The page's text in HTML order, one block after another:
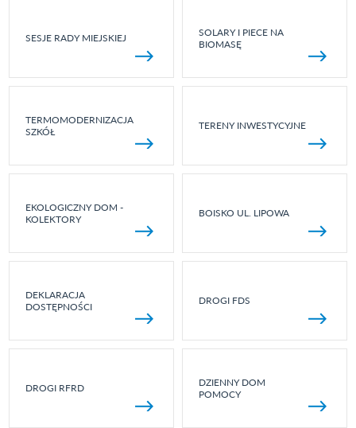
SESJE RADY MIEJSKIEJ
SOLARY I PIECE NA
BIOMASĘ
TERMOMODERNIZACJA
SZKÓŁ
TERENY INWESTYCYJNE
EKOLOGICZNY DOM -
KOLEKTORY
BOISKO UL. LIPOWA
DEKLARACJA
DOSTĘPNOŚCI
DROGI FDS
DROGI RFRD
DZIENNY DOM
POMOCY